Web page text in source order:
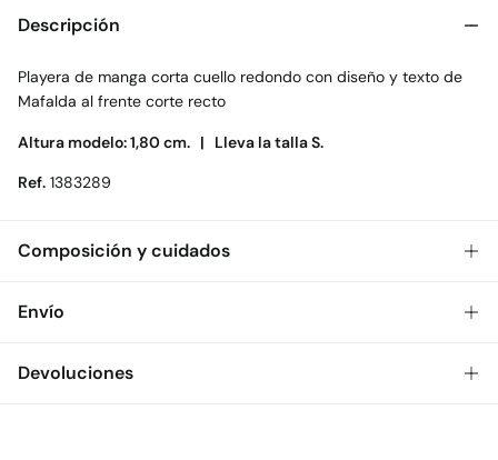
Descripción
Playera de manga corta cuello redondo con diseño y texto de
Mafalda al frente corte recto
Altura modelo: 1,80 cm. | Lleva la talla S.
Ref. 1383289
Composición y cuidados
Composición
Cuidados
Envío
Envío a tienda: 2-5 días.
Devoluciones